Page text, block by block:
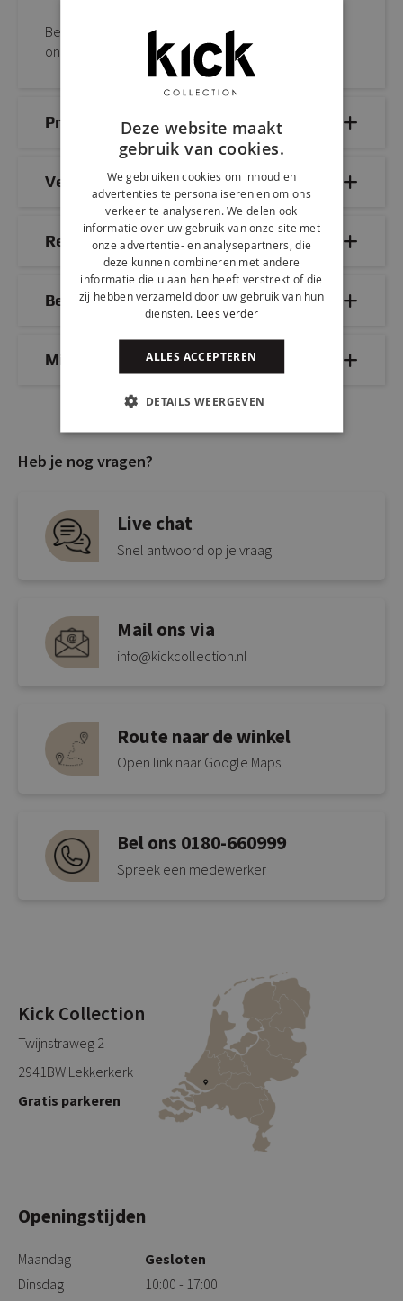
Bestel AVA eenvoudig online of kom proefzitten in
onze sfeervolle showroom.
Productdetails
Veelgestelde vragen
Reviews
Bezorg- & retourinformatie
Mix & Match
Heb je nog vragen?
Live chat
Snel antwoord op je vraag
Mail ons via
info@kickcollection.nl
Route naar de winkel
Open link naar Google Maps
Bel ons 0180-660999
Spreek een medewerker
Kick Collection
Twijnstraweg 2
2941BW Lekkerkerk
Gratis parkeren
Openingstijden
Maandag
Gesloten
Dinsdag
10:00 - 17:00
Deze website maakt
gebruik van cookies.
We gebruiken cookies om inhoud en
advertenties te personaliseren en om ons
verkeer te analyseren. We delen ook
informatie over uw gebruik van onze site met
onze advertentie- en analysepartners, die
deze kunnen combineren met andere
informatie die u aan hen heeft verstrekt of die
zij hebben verzameld door uw gebruik van hun
diensten. Lees verder
ALLES ACCEPTEREN
DETAILS WEERGEVEN